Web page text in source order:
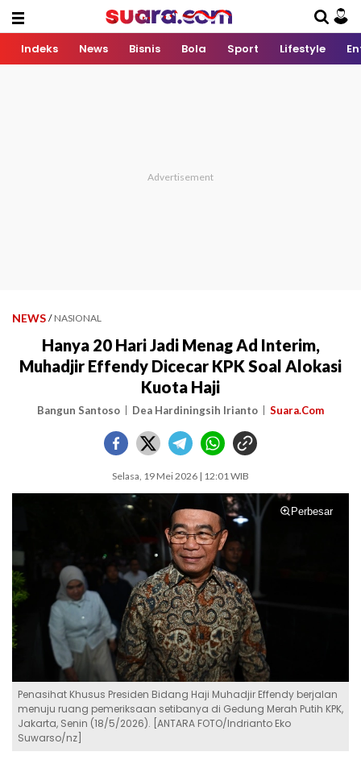
Indeks News Bisnis Bola Sport Lifestyle
NEWS / NASIONAL
Hanya 20 Hari Jadi Menag Ad Interim,
Muhadjir Effendy Dicecar KPK Soal Alokasi
Kuota Haji
Bangun Santoso Dea Hardiningsih Irianto Suara.Com
Selasa, 19 Mei 2026 | 12:01 WIB
Perbesar
Penasihat Khusus Presiden Bidang Haji Muhadjir Effendy berjalan
menuju ruang pemeriksaan setibanya di Gedung Merah Putih KPK,
Jakarta, Senin (18/5/2026). [ANTARA FOTO/Indrianto Eko
Suwarso/nz]